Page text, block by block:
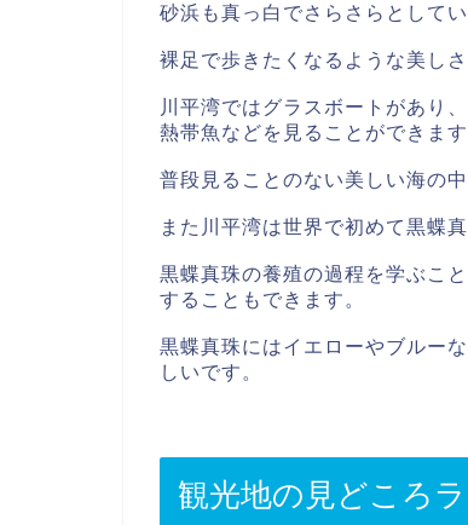
砂浜も真っ白でさらさらとしてい
裸足で歩きたくなるような美しさ
川平湾ではグラスボートがあり
熱帯魚などを見ることができます
普段見ることのない美しい海の
また川平湾は世界で初めて黒蝶
黒蝶真珠の養殖の過程を学ぶこ
することもできます。
黒蝶真珠にはイエローやブルー
しいです。
観光地の見どころ